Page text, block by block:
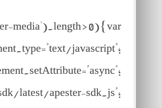
media').length > 0) { var
javascript";
latest/apester-sdk.js";